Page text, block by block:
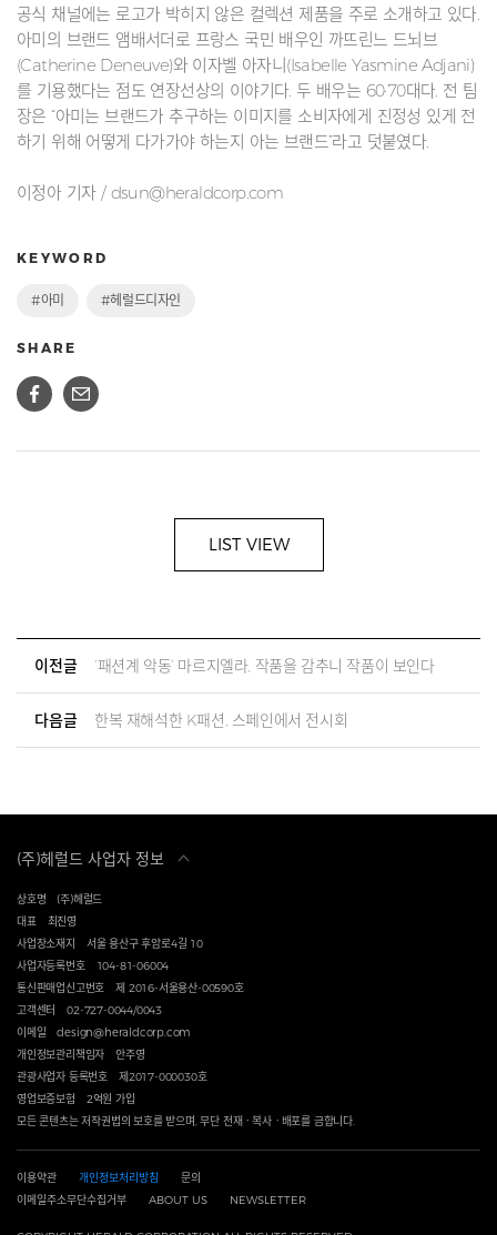
공식 채널에는 로고가 박히지 않은 컬렉션 제품을 주로 소개하고 있다.
아미의 브랜드 앰배서더로 프랑스 국민 배우인 까뜨린느 드뇌브
(Catherine Deneuve)와 이자벨 아자니(Isabelle Yasmine Adjani)
를 기용했다는 점도 연장선상의 이야기다. 두 배우는 60·70대다. 전 팀
장은 “아미는 브랜드가 추구하는 이미지를 소비자에게 진정성 있게 전
하기 위해 어떻게 다가가야 하는지 아는 브랜드”라고 덧붙였다.
이정아 기자 / dsun@heraldcorp.com
KEYWORD
#아미 #헤럴드디자인
SHARE
LIST VIEW
이전글 ‘패션계 악동’ 마르지엘라, 작품을 감추니 작품이 보인다
다음글 한복 재해석한 K패션, 스페인에서 전시회
(주)헤럴드 사업자 정보
상호명
(주)헤럴드
대표
최진영
사업장소재지
서울 용산구 후암로4길 10
사업자등록번호
104-81-06004
통신판매업신고번호
제 2016-서울용산-00590호
고객센터
02-727-0044/0043
이메일
design@heraldcorp.com
개인정보관리책임자
안주영
관광사업자 등록번호
제2017-000030호
영업보증보험
2억원 가입
모든 콘텐츠는 저작권법의 보호를 받으며, 무단 전재ㆍ복사ㆍ배포를 금합니다.
이용약관 개인정보처리방침
문의
이메일주소무단수집거부
ABOUT US NEWSLETTER